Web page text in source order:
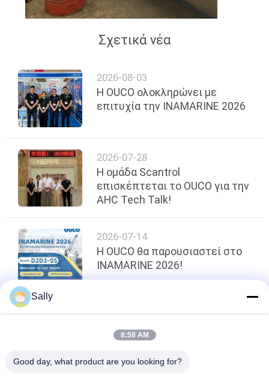
Σχετικά νέα
2026-08-03
Η OUCO ολοκληρώνει με
επιτυχία την INAMARINE 2026
2026-07-28
Η ομάδα Scantrol
επισκέπτεται το OUCO για την
AHC Tech Talk!
2026-07-14
Η OUCO θα παρουσιαστεί στο
INAMARINE 2026!
κορυφή
Sally
8:58 AM
Good day, what product are you looking for?